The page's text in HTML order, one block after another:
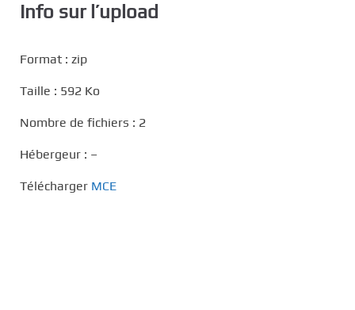
Info sur l’upload
Format : zip
Taille : 592 Ko
Nombre de fichiers : 2
Hébergeur : –
Télécharger MCE